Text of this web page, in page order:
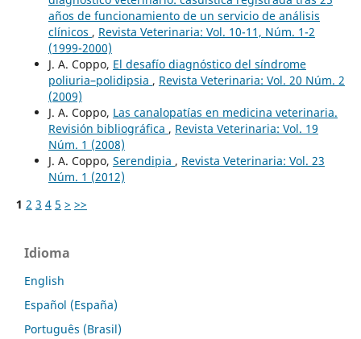
años de funcionamiento de un servicio de análisis
clínicos , Revista Veterinaria: Vol. 10-11, Núm. 1-2
(1999-2000)
J. A. Coppo, El desafío diagnóstico del síndrome
poliuria–polidipsia , Revista Veterinaria: Vol. 20 Núm. 2
(2009)
J. A. Coppo, Las canalopatías en medicina veterinaria.
Revisión bibliográfica , Revista Veterinaria: Vol. 19
Núm. 1 (2008)
J. A. Coppo, Serendipia , Revista Veterinaria: Vol. 23
Núm. 1 (2012)
1 2 3 4 5 > >>
Idioma
English
Español (España)
Português (Brasil)